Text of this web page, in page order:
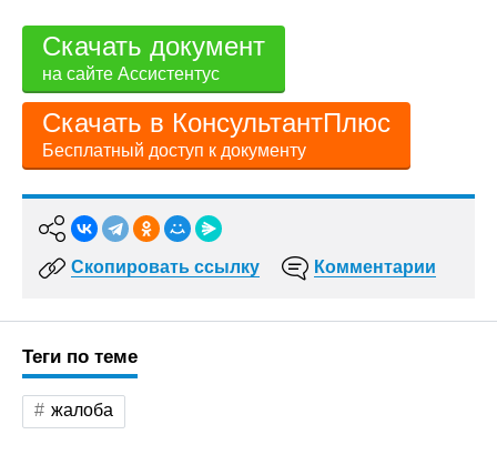
Скачать документ
на сайте Ассистентус
Скачать в КонсультантПлюс
Бесплатный доступ к документу
Скопировать ссылку Комментарии
Теги по теме
жалоба